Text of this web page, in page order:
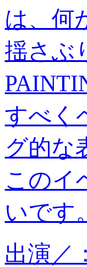
は、何
揺さぶ
すべく
グ的な
このイ
いです。
出演／